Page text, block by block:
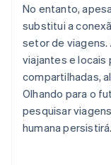
No entanto,
substitui a
setor de viagens.
viajantes e locais
compartilhadas,
Olhando para o
pesquisar
humana persistirá.